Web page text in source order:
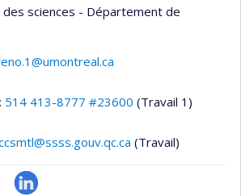
sciences - Département de
514 413-8777 #23600 (Travail 1)
(Travail)